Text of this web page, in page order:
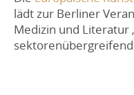
lädt zur Berliner
Medizin und Literatur